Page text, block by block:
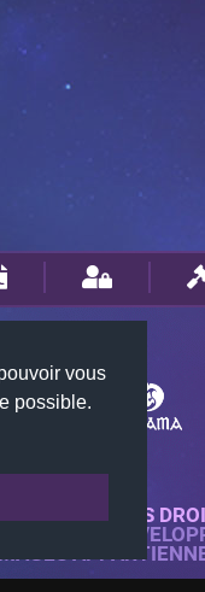
vous
possible.
TOUS